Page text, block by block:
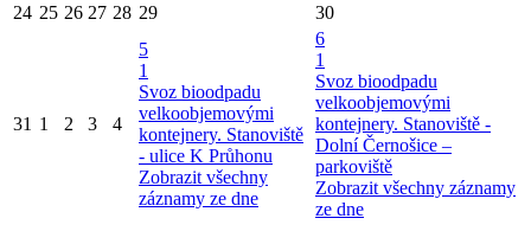
24 25 26 27 28 29 30
31 1 2 3 4
5
1
Svoz bioodpadu
velkoobjemovými
kontejnery. Stanoviště
- ulice K Průhonu
Zobrazit všechny
záznamy ze dne
6
1
Svoz bioodpadu
velkoobjemovými
kontejnery. Stanoviště -
Dolní Černošice –
parkoviště
Zobrazit všechny záznamy
ze dne